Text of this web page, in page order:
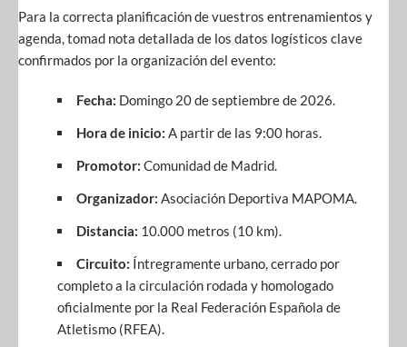
Para la correcta planificación de vuestros entrenamientos y
agenda, tomad nota detallada de los datos logísticos clave
confirmados por la organización del evento:
Fecha: Domingo 20 de septiembre de 2026.
Hora de inicio: A partir de las 9:00 horas.
Promotor: Comunidad de Madrid.
Organizador: Asociación Deportiva MAPOMA.
Distancia: 10.000 metros (10 km).
Circuito: Íntregramente urbano, cerrado por
completo a la circulación rodada y homologado
oficialmente por la Real Federación Española de
Atletismo (RFEA).